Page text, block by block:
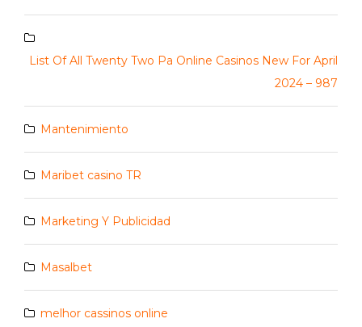
List Of All Twenty Two Pa Online Casinos New For April
2024 – 987
Mantenimiento
Maribet casino TR
Marketing Y Publicidad
Masalbet
melhor cassinos online